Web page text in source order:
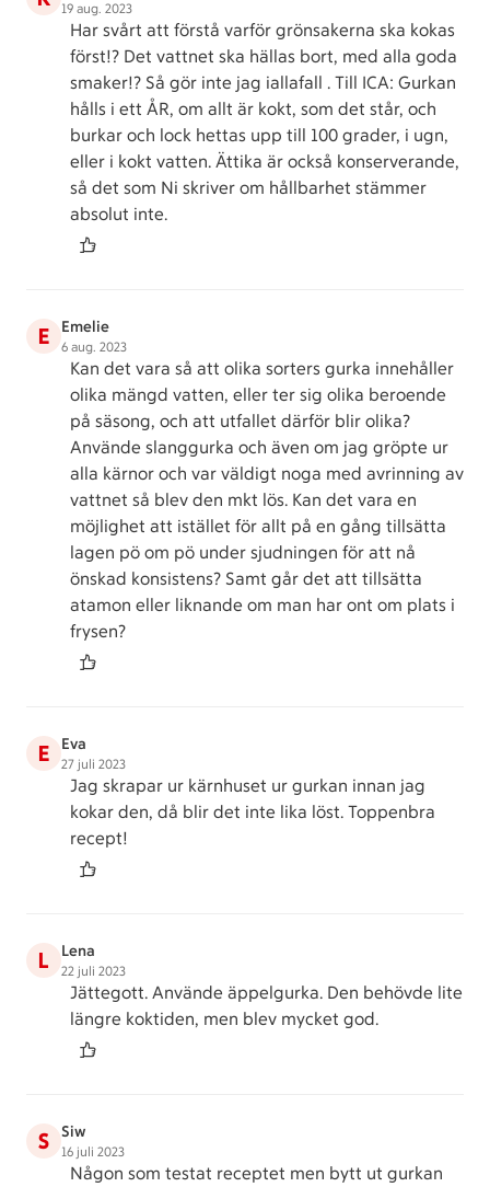
19 aug. 2023
Har svårt att förstå varför grönsakerna ska kokas
först!? Det vattnet ska hällas bort, med alla goda
smaker!? Så gör inte jag iallafall . Till ICA: Gurkan
hålls i ett ÅR, om allt är kokt, som det står, och
burkar och lock hettas upp till 100 grader, i ugn,
eller i kokt vatten. Ättika är också konserverande,
så det som Ni skriver om hållbarhet stämmer
absolut inte.
E Emelie
6 aug. 2023
Kan det vara så att olika sorters gurka innehåller
olika mängd vatten, eller ter sig olika beroende
på säsong, och att utfallet därför blir olika?
Använde slanggurka och även om jag gröpte ur
alla kärnor och var väldigt noga med avrinning av
vattnet så blev den mkt lös. Kan det vara en
möjlighet att istället för allt på en gång tillsätta
lagen pö om pö under sjudningen för att nå
önskad konsistens? Samt går det att tillsätta
atamon eller liknande om man har ont om plats i
frysen?
E Eva
27 juli 2023
Jag skrapar ur kärnhuset ur gurkan innan jag
kokar den, då blir det inte lika löst. Toppenbra
recept!
L Lena
22 juli 2023
Jättegott. Använde äppelgurka. Den behövde lite
längre koktiden, men blev mycket god.
S Siw
16 juli 2023
Någon som testat receptet men bytt ut gurkan